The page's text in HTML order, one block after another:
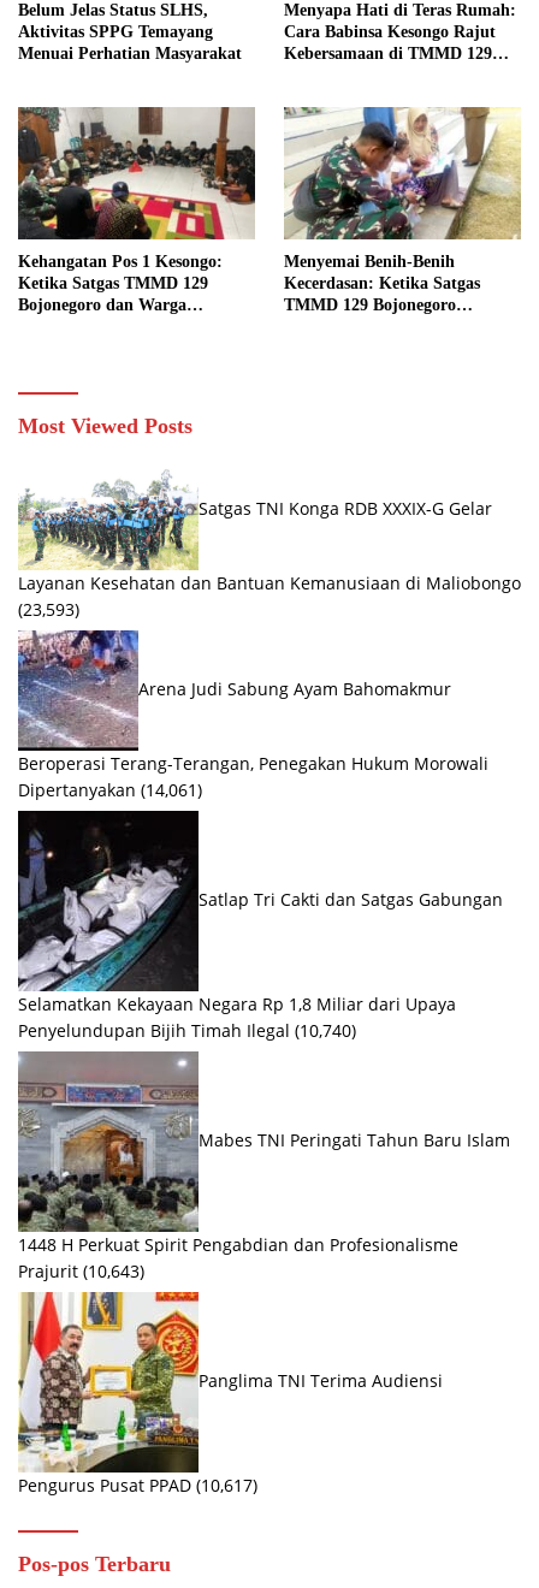
Belum Jelas Status SLHS,
Aktivitas SPPG Temayang
Menuai Perhatian Masyarakat
Menyapa Hati di Teras Rumah:
Cara Babinsa Kesongo Rajut
Kebersamaan di TMMD 129
Kehangatan Pos 1 Kesongo:
Ketika Satgas TMMD 129
Bojonegoro dan Warga
Menyemai Benih-Benih
Kecerdasan: Ketika Satgas
TMMD 129 Bojonegoro
Most Viewed Posts
Satgas TNI Konga RDB XXXIX-G Gelar
Layanan Kesehatan dan Bantuan Kemanusiaan di Maliobongo
(23,593)
Arena Judi Sabung Ayam Bahomakmur
Beroperasi Terang-Terangan, Penegakan Hukum Morowali
Dipertanyakan (14,061)
Satlap Tri Cakti dan Satgas Gabungan
Selamatkan Kekayaan Negara Rp 1,8 Miliar dari Upaya
Penyelundupan Bijih Timah Ilegal (10,740)
Mabes TNI Peringati Tahun Baru Islam
1448 H Perkuat Spirit Pengabdian dan Profesionalisme
Prajurit (10,643)
Panglima TNI Terima Audiensi
Pengurus Pusat PPAD (10,617)
Pos-pos Terbaru